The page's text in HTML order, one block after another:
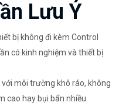
Lưu Ý
bị không đi kèm Control
có kinh nghiệm và thiết bị
môi trường khô ráo, không
cao hay bụi bẩn nhiều.